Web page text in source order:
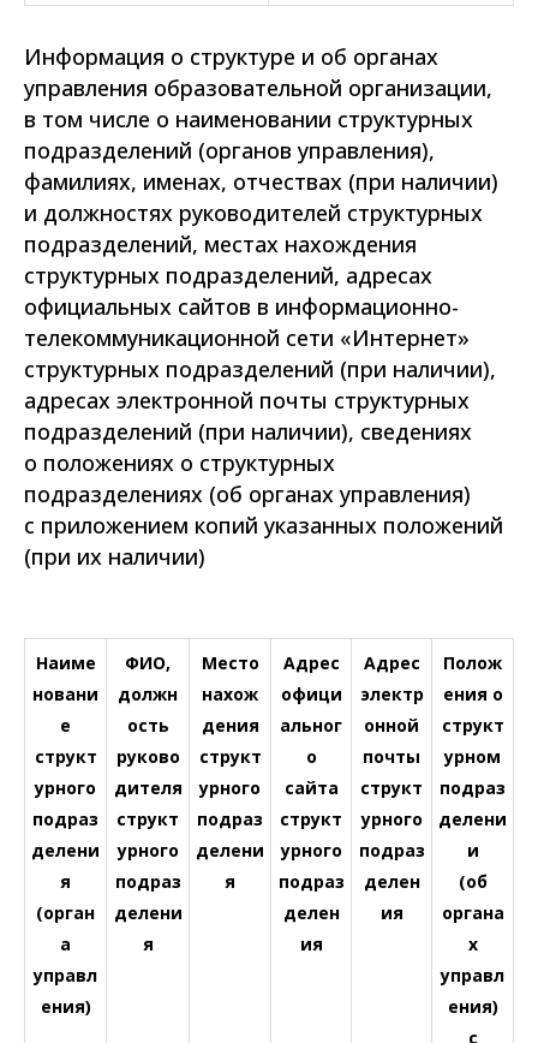
Информация о структуре и об органах
управления образовательной организации,
в том числе о наименовании структурных
подразделений (органов управления),
фамилиях, именах, отчествах (при наличии)
и должностях руководителей структурных
подразделений, местах нахождения
структурных подразделений, адресах
официальных сайтов в информационно-
телекоммуникационной сети «Интернет»
структурных подразделений (при наличии),
адресах электронной почты структурных
подразделений (при наличии), сведениях
о положениях о структурных
подразделениях (об органах управления)
с приложением копий указанных положений
(при их наличии)
Наиме
новани
е
структ
урного
подраз
делени
я
(орган
а
управл
ения)
ФИО,
должн
ость
руково
дителя
структ
урного
подраз
делени
я
Место
нахож
дения
структ
урного
подраз
делени
я
Адрес
офици
альног
о
сайта
структ
урного
подраз
делен
ия
Адрес
электр
онной
почты
структ
урного
подраз
делен
ия
Полож
ения о
структ
урном
подраз
делени
и
(об
органа
х
управл
ения)
с